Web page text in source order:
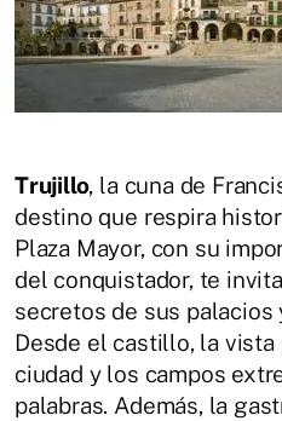
Trujillo, la cuna de
destino que respira
Plaza Mayor, con su
del conquistador, te
secretos de sus palacios
Desde el castillo, la vista
ciudad y los campos
palabras. Además, la